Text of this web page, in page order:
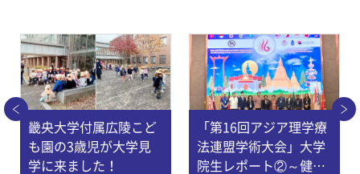
「第16回アジア理学療
法連盟学術大会」大学
院生レポート②～健康
畿央大学付属広陵こど
も園の3歳児が大学見
学に来ました！